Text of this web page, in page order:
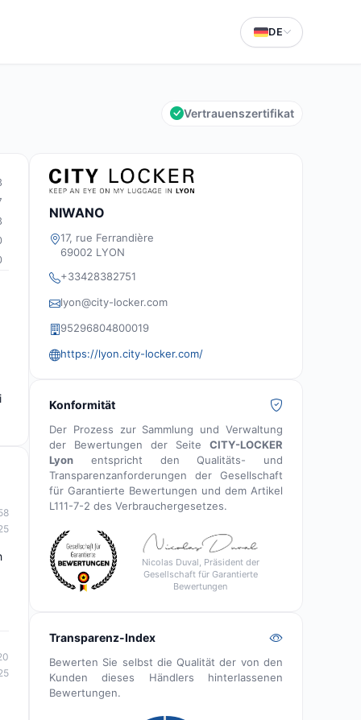
DE
Vertrauenszertifikat
NIWANO
17, rue Ferrandière
69002 LYON
+33428382751
lyon@city-locker.com
95296804800019
https://lyon.city-locker.com/
Konformität
Der Prozess zur Sammlung und Verwaltung
der Bewertungen der Seite CITY-LOCKER
Lyon entspricht den Qualitäts- und
Transparenzanforderungen der Gesellschaft
für Garantierte Bewertungen und dem Artikel
L111-7-2 des Verbrauchergesetzes.
Nicolas Duval, Präsident der
Gesellschaft für Garantierte
Bewertungen
Transparenz-Index
Bewerten Sie selbst die Qualität der von den
Kunden dieses Händlers hinterlassenen
Bewertungen.